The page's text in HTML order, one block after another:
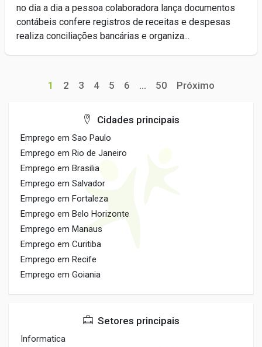
no dia a dia a pessoa colaboradora lança documentos
contábeis confere registros de receitas e despesas
realiza conciliações bancárias e organiza...
1 2 3 4 5 6 ... 50 Próximo
Cidades principais
Emprego em Sao Paulo
Emprego em Rio de Janeiro
Emprego em Brasilia
Emprego em Salvador
Emprego em Fortaleza
Emprego em Belo Horizonte
Emprego em Manaus
Emprego em Curitiba
Emprego em Recife
Emprego em Goiania
Setores principais
Informatica